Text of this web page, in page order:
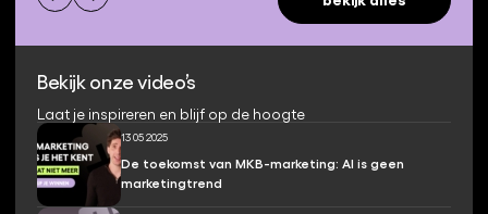
Bekijk onze video’s
Laat je inspireren en blijf op de hoogte
13 05 2025
De toekomst van MKB-marketing: AI is geen
marketingtrend